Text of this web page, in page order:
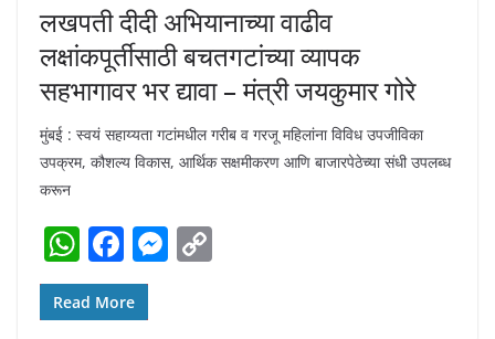
लखपती दीदी अभियानाच्या वाढीव
लक्षांकपूर्तीसाठी बचतगटांच्या व्यापक
सहभागावर भर द्यावा – मंत्री जयकुमार गोरे
मुंबई : स्वयं सहाय्यता गटांमधील गरीब व गरजू महिलांना विविध उपजीविका
उपक्रम, कौशल्य विकास, आर्थिक सक्षमीकरण आणि बाजारपेठेच्या संधी उपलब्ध
करून
W
h
at
F
a
c
M
Read More